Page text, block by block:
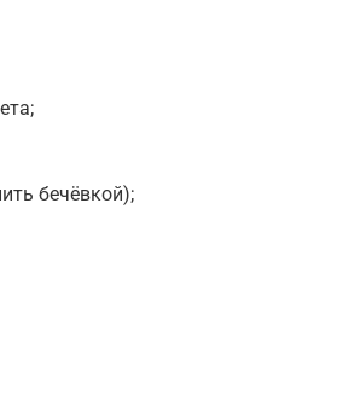
бечёвкой);